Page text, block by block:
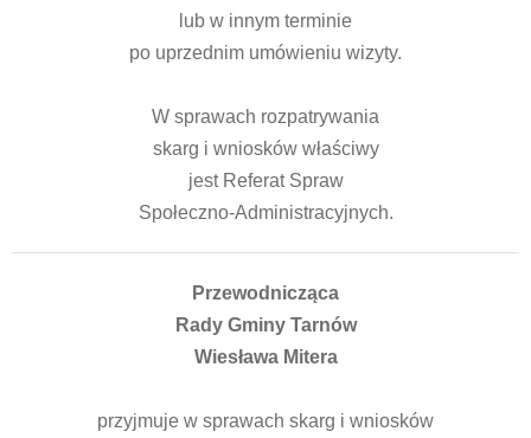
lub w innym terminie
po uprzednim umówieniu wizyty.
W sprawach rozpatrywania
skarg i wniosków właściwy
jest Referat Spraw
Społeczno-Administracyjnych.
Przewodnicząca
Rady Gminy Tarnów
Wiesława Mitera
przyjmuje w sprawach skarg i wniosków